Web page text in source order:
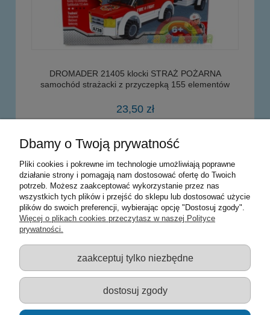
DROMADER 21405 klocki STRAŻ POŻARNA
samochód strażacki z przyczepką 155 elementów
23,50 zł
powiadom o dostępności
Warunki zakupów
Moje konto
Informacje o sklepie
Sklep z zabawkami Łódź :: Hurownia zabawek :: Zabawki
edukacyjne :: Zestawy artystyczne :: Zabawki :: samochody Welly
:: Zabawkownia :: zabawki dla dzieci :: Lalki :: Klocki :: Artykuły
szkolne ::
Dbamy o Twoją prywatność
Pliki cookies i pokrewne im technologie umożliwiają poprawne
działanie strony i pomagają nam dostosować ofertę do Twoich
potrzeb. Możesz zaakceptować wykorzystanie przez nas
wszystkich tych plików i przejść do sklepu lub dostosować użycie
plików do swoich preferencji, wybierając opcję "Dostosuj zgody".
Więcej o plikach cookies przeczytasz w naszej Polityce
prywatności.
zaakceptuj tylko niezbędne
dostosuj zgody